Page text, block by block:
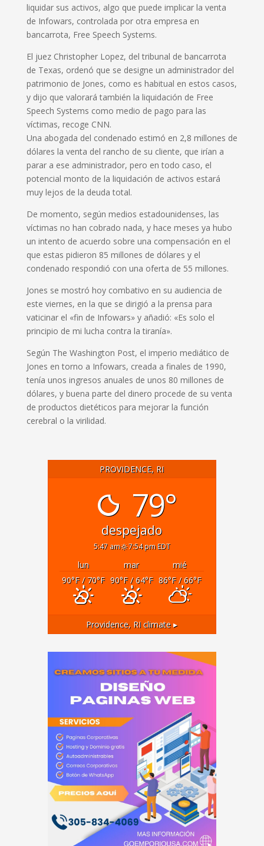
liquidar sus activos, algo que puede implicar la venta
de Infowars, controlada por otra empresa en
bancarrota, Free Speech Systems.
El juez Christopher Lopez, del tribunal de bancarrota
de Texas, ordenó que se designe un administrador del
patrimonio de Jones, como es habitual en estos casos,
y dijo que valorará también la liquidación de Free
Speech Systems como medio de pago para las
víctimas, recoge CNN.
Una abogada del condenado estimó en 2,8 millones de
dólares la venta del rancho de su cliente, que irían a
parar a ese administrador, pero en todo caso, el
potencial monto de la liquidación de activos estará
muy lejos de la deuda total.
De momento, según medios estadounidenses, las
víctimas no han cobrado nada, y hace meses ya hubo
un intento de acuerdo sobre una compensación en el
que estas pidieron 85 millones de dólares y el
condenado respondió con una oferta de 55 millones.
Jones se mostró hoy combativo en su audiencia de
este viernes, en la que se dirigió a la prensa para
vaticinar el «fin de Infowars» y añadió: «Es solo el
principio de mi lucha contra la tiranía».
Según The Washington Post, el imperio mediático de
Jones en torno a Infowars, creada a finales de 1990,
tenía unos ingresos anuales de unos 80 millones de
dólares, y buena parte del dinero procede de su venta
de productos dietéticos para mejorar la función
cerebral o la virilidad.
PROVIDENCE, RI
79°
despejado
5:47 am 7:54 pm EDT
lun mar
mié
90°F/ 70°F 90°F/ 64°F 86°F/ 66°F
Providence, RI climate ▸